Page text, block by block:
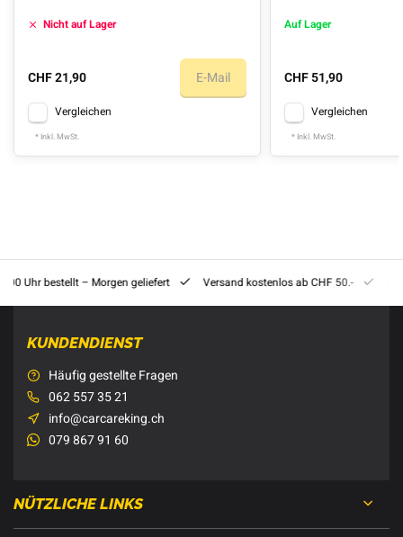
Nicht auf Lager
CHF 21,90 E-Mail
Vergleichen
* Inkl. MwSt.
Auf Lager
CHF 51,90
Vergleichen
* Inkl. MwSt.
Uhr bestellt – Morgen geliefert Versand kostenlos ab CHF 50.-
KUNDENDIENST
Häufig gestellte Fragen
062 557 35 21
info@carcareking.ch
079 867 91 60
NÜTZLICHE LINKS